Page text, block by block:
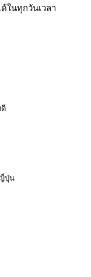
ในทุกวันเวลา
ดี
ปุ่น